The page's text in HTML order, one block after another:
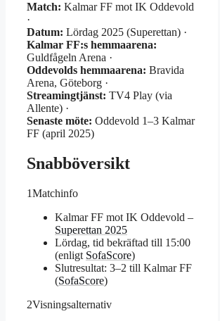
Match: Kalmar FF mot IK Oddevold
·
Datum: Lördag 2025 (Superettan) ·
Kalmar FF:s hemmaarena:
Guldfågeln Arena ·
Oddevolds hemmaarena: Bravida
Arena, Göteborg ·
Streamingtjänst: TV4 Play (via
Allente) ·
Senaste möte: Oddevold 1–3 Kalmar
FF (april 2025)
Snabböversikt
1Matchinfo
Kalmar FF mot IK Oddevold –
Superettan 2025
Lördag, tid bekräftad till 15:00
(enligt SofaScore)
Slutresultat: 3–2 till Kalmar FF
(SofaScore)
2Visningsalternativ